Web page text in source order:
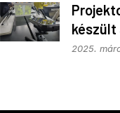
készült
re
2025.